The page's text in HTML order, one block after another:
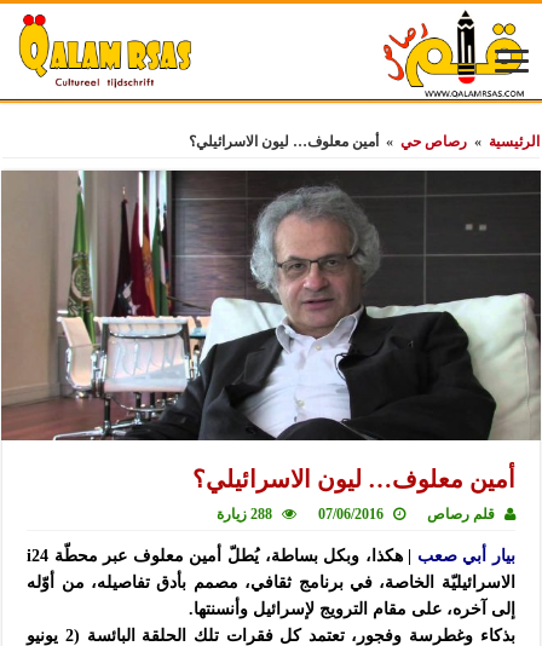
الرئيسية » رصاص حي » أمين معلوف… ليون الاسرائيلي؟
أمين معلوف… ليون الاسرائيلي؟
قلم رصاص 07/06/2016 288 زيارة
بيار أبي صعب
| هكذا، وبكل بساطة، يُطلّ أمين معلوف عبر محطّة i24
الاسرائيليّة الخاصة، في برنامج ثقافي، مصمم بأدق تفاصيله، من أوّله
إلى آخره، على مقام الترويج لإسرائيل وأنسنتها.
بذكاء وغطرسة وفجور، تعتمد كل فقرات تلك الحلقة البائسة (2 يونيو